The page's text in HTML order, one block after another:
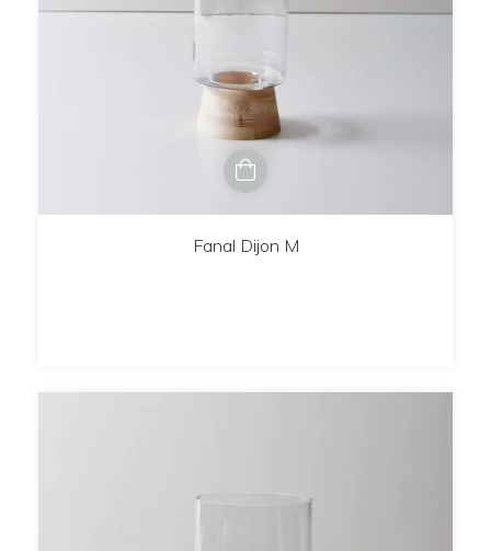
Fanal Dijon M